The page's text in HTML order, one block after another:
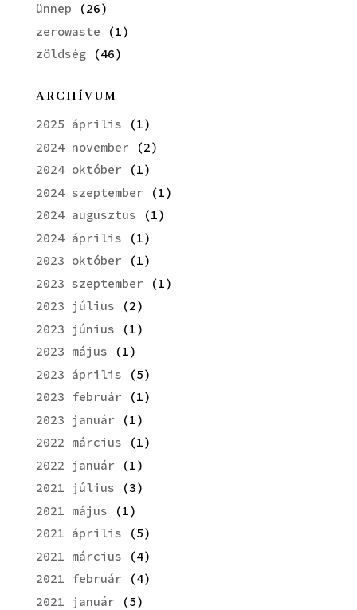
ünnep (26)
zerowaste (1)
zöldség(46)
ARCHÍVUM
2025 április (1)
2024 november (2)
2024 október (1)
2024 szeptember (1)
2024 augusztus (1)
2024 április (1)
2023 október (1)
2023 szeptember (1)
2023 július (2)
2023 június (1)
2023 május (1)
2023 április (5)
2023 február (1)
2023 január (1)
2022 március (1)
2022 január (1)
2021 július (3)
2021 május (1)
2021 április (5)
2021 március (4)
2021 február (4)
2021 január (5)